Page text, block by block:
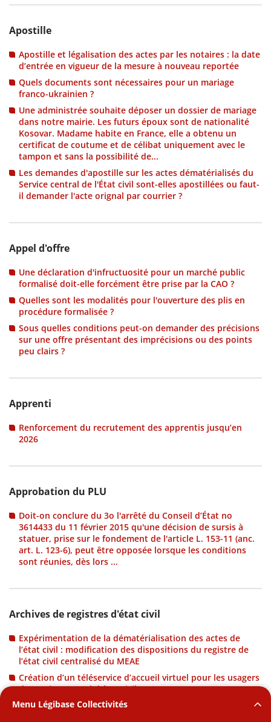
Apostille
Apostille et légalisation des actes par les notaires : la date
d’entrée en vigueur de la mesure à nouveau reportée
Quels documents sont nécessaires pour un mariage
franco-ukrainien ?
Une administrée souhaite déposer un dossier de mariage
dans notre mairie. Les futurs époux sont de nationalité
Kosovar. Madame habite en France, elle a obtenu un
certificat de coutume et de célibat uniquement avec le
tampon et sans la possibilité de...
Les demandes d'apostille sur les actes dématérialisés du
Service central de l'État civil sont-elles apostillées ou faut-
il demander l'acte orignal par courrier ?
Appel d'offre
Une déclaration d'infructuosité pour un marché public
formalisé doit-elle forcément être prise par la CAO ?
Quelles sont les modalités pour l'ouverture des plis en
procédure formalisée ?
Sous quelles conditions peut-on demander des précisions
sur une offre présentant des imprécisions ou des points
peu clairs ?
Apprenti
Renforcement du recrutement des apprentis jusqu’en
2026
Approbation du PLU
Doit-on conclure du 3o l'arrêté du Conseil d’État no
3614433 du 11 février 2015 qu'une décision de sursis à
statuer, prise sur le fondement de l'article L. 153-11 (anc.
art. L. 123-6), peut être opposée lorsque les conditions
sont réunies, dès lors ...
Archives de registres d'état civil
Expérimentation de la dématérialisation des actes de
l’état civil : modification des dispositions du registre de
l’état civil centralisé du MEAE
Création d’un téléservice d’accueil virtuel pour les usagers
du service central d’état civil
Peut-on autoriser la consultation de registres d'état civil
Menu Légibase Collectivités